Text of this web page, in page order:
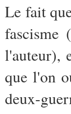
Le fait
fascisme
l'auteur),
que l'on
deux-